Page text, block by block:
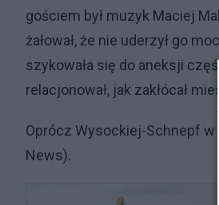
gościem był muzyk Maciej
żałował, że nie uderzył go
szykowała się do aneksji
relacjonował, jak zakłócał
Oprócz Wysockiej-Schnepf w
News).